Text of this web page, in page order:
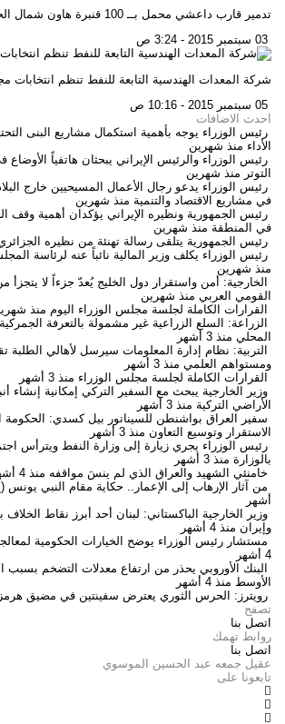
تدمير قارب داعشي محمل بــ 100 قنبرة هاون شمال الحبانية
شركة المعدات الهندسية التابعة للنفط تنظم انتخابات
احدث الاضافات
رئيس الوزراء يوجه بأهمية استكمال مشاريع البنى
الأداء منذ شهرين
رئيس الوزراء والرئيس الإيراني يبحثان هاتفياً
التوتر منذ شهرين
رئيس الوزراء يدعو رجال الأعمال المسيحيين خارج
في مشاريع الاقتصاد والتنمية منذ شهرين
رئيس الجمهورية ونظيره الإيراني يؤكدان أهمية وقف
في المنطقة منذ شهرين
رئيس الجمهورية يتلقى رسالة تهنئة من نظيره
رئيس الوزراء يكلف وزير المالية نائباً عنه لرئاسة
منذ شهرين
الخارجية: أمن واستقرار دول الخليج يُعدّ جزءاً لا يتجزأ
القومي العربي منذ شهرين
القرارات الكاملة لجلسة مجلس الوزراء اليوم منذ
الزراعة: السلع الزراعية غير مشمولة بالتعرفة
المحلي منذ 3 أشهر
التربية: نظام إدارة المعلومات سيرسل لأهالي الطلبة
ومستواهم العلمي منذ 3 أشهر
القرارات الكاملة لجلسة مجلس الوزراء منذ 3 أشهر
وزير الخارجية يبحث مع السفير التركي إمكانية إنشاء
الأراضي التركية منذ 3 أشهر
سفير العراق بواشنطن للسيناتور بيل كسدي: الحكومة
الاستقرار وتوسيع التعاون منذ 3 أشهر
رئيس الوزراء يجري زيارة إلى وزارة النفط ويترأس
بالوزارة منذ 3 أشهر
خامنئي الشهيد والعراق الذي لم ينسَ مواقفه منذ 4 أشهر
من آثار الإرهاب إلى الإعمار.. حكاية مقام النبي
أشهر
وزير الخارجية الباكستاني: لبنان أحد أبرز نقاط الخلاف
وإيران منذ 4 أشهر
مستشار رئيس الوزراء يوضح الخيارات الحكومية
4 أشهر
البنك الأوروبي يحذر من ارتفاع معدلات التضخم
الأوسط منذ 4 أشهر
رويترز: الحرس الثوري يعترض سفينتين في مضيق هرمز
تصفح
اتصل بنا
روابط تهمك
اتصل بنا
عقيل جمعه عبد الحسين الموسوي
تابعونا على